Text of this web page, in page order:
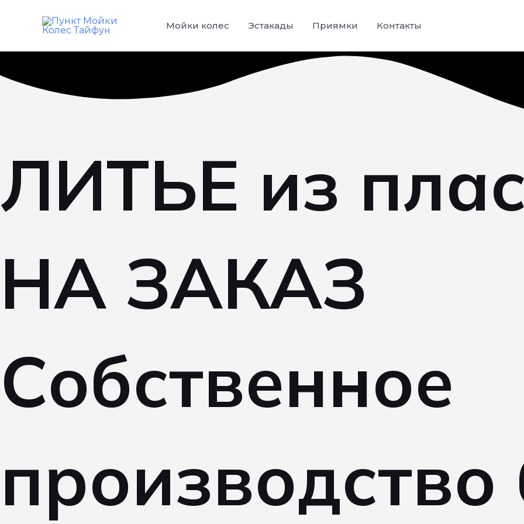
Мойки колес Эстакады Приямки Контакты
ЛИТЬЕ из
НА ЗАКАЗ
Собственное
производство